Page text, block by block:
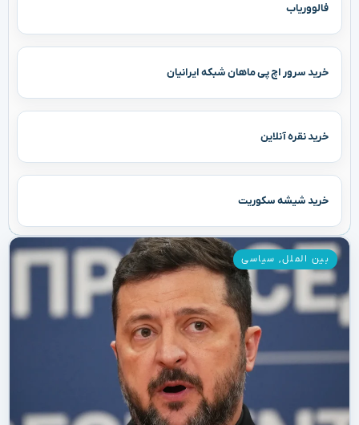
فالووریاب
خرید سرور اچ پی ماهان شبکه ایرانیان
خرید نقره آنلاین
خرید شیشه سکوریت
بین الملل, سیاسی